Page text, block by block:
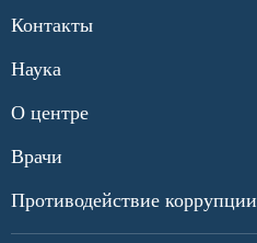
Контакты
Наука
О центре
Врачи
Противодействие коррупции